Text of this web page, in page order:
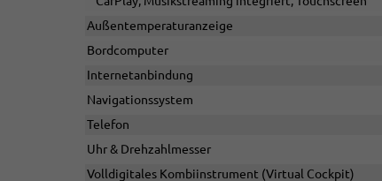
Außentemperaturanzeige
Bordcomputer
Internetanbindung
Navigationssystem
Telefon
Uhr & Drehzahlmesser
Volldigitales Kombiinstrument (Virtual Cockpit)